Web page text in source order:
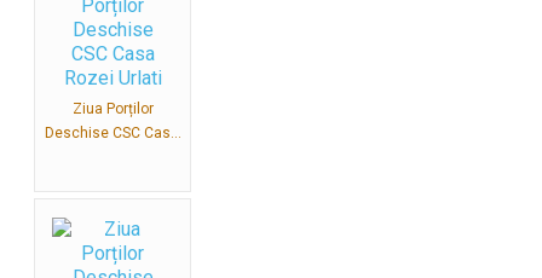
Ziua Porților
Deschise CSC Cas...